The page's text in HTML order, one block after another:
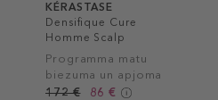
KÉRASTASE
Densifique Cure
Homme Scalp
Treatment
Programma matu
biezuma un apjoma
palielināšanai
172 € 86 €